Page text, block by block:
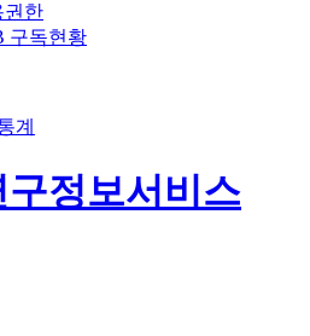
권한
구독현황
계